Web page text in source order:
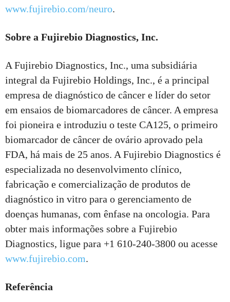
www.fujirebio.com/neuro.
Sobre a Fujirebio Diagnostics, Inc.
A Fujirebio Diagnostics, Inc., uma subsidiária
integral da Fujirebio Holdings, Inc., é a principal
empresa de diagnóstico de câncer e líder do setor
em ensaios de biomarcadores de câncer. A empresa
foi pioneira e introduziu o teste CA125, o primeiro
biomarcador de câncer de ovário aprovado pela
FDA, há mais de 25 anos. A Fujirebio Diagnostics é
especializada no desenvolvimento clínico,
fabricação e comercialização de produtos de
diagnóstico in vitro para o gerenciamento de
doenças humanas, com ênfase na oncologia. Para
obter mais informações sobre a Fujirebio
Diagnostics, ligue para +1 610-240-3800 ou acesse
www.fujirebio.com.
Referência